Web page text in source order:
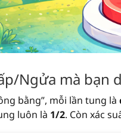
Ngửa mà bạn
bằng”, mỗi lần tung là
luôn là 1/2. Còn xác